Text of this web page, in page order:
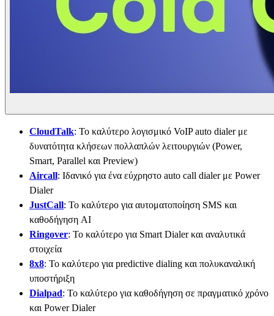
CloudTalk: Το καλύτερο λογισμικό VoIP auto dialer με
δυνατότητα κλήσεων πολλαπλών λειτουργιών (Power,
Smart, Parallel και Preview)
Aircall: Ιδανικό για ένα εύχρηστο auto call dialer με Power
Dialer
JustCall: Το καλύτερο για αυτοματοποίηση SMS και
καθοδήγηση AI
Ringover: Το καλύτερο για Smart Dialer και αναλυτικά
στοιχεία
8x8: Το καλύτερο για predictive dialing και πολυκαναλική
υποστήριξη
Dialpad: Το καλύτερο για καθοδήγηση σε πραγματικό χρόνο
και Power Dialer